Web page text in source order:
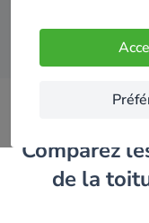
Comparez les entreprises d'isolation
de la